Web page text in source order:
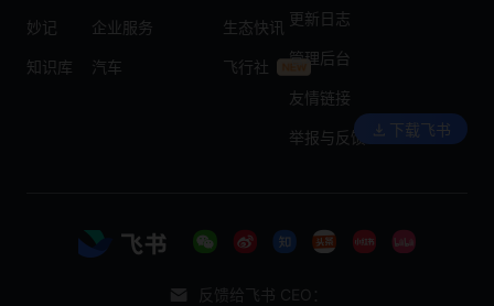
妙记
知识库
企业服务
汽车
生态快讯
飞行社
更新日志
管理后台
友情链接
举报与反馈 下载飞书
反馈给飞书 CEO：